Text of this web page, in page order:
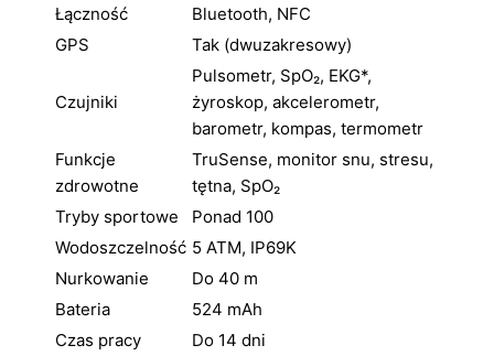
Łączność
Bluetooth, NFC
GPS
Tak (dwuzakresowy)
Czujniki
Pulsometr, SpO₂, EKG*,
żyroskop, akcelerometr,
barometr, kompas, termometr
Funkcje
zdrowotne
TruSense, monitor snu, stresu,
tętna, SpO₂
Tryby sportowe
Ponad 100
Wodoszczelność 5 ATM, IP69K
Nurkowanie
Do 40 m
Bateria
524 mAh
Czas pracy
Do 14 dni